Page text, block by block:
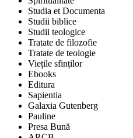
Studia et Documenta
Studii biblice
Studii teologice
Tratate de filozofie
Tratate de teologie
Viețile sfinților
Ebooks
Editura
Sapientia
Galaxia Gutenberg
Pauline
Presa Bună